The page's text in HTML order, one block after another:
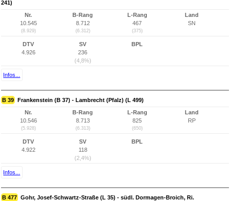
241)
Nr.
10.545
(8.929)
B-Rang
8.712
(6.312)
L-Rang
467
(375)
Land
SN
DTV
4.926
SV
236
(4,8%)
BPL
Infos...
B 39 Frankenstein (B 37) - Lambrecht (Pfalz) (L 499)
Nr.
10.546
(5.928)
B-Rang
8.713
(6.313)
L-Rang
825
(650)
Land
RP
DTV
4.922
SV
118
(2,4%)
BPL
Infos...
B 477 Gohr, Josef-Schwartz-Straße (L 35) - südl. Dormagen-Broich, Ri.